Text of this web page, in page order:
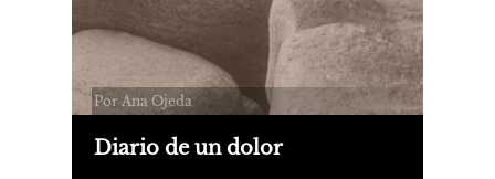
Por Ana Ojeda
Diario de un dolor